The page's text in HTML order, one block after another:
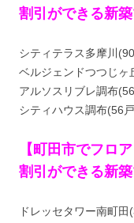
割引ができる新築
シティテラス多摩川
ベルジェンドつつじ
アルソスリブレ調布
シティハウス調布(56
【町田市でフロ
割引ができる新築
ドレッセタワー南町